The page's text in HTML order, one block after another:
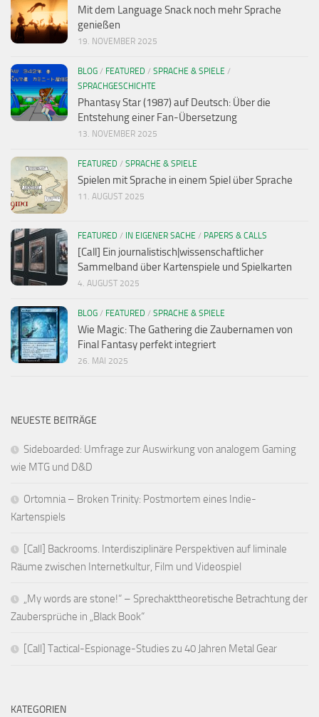
Mit dem Language Snack noch mehr Sprache
genießen
19. NOVEMBER 2025
BLOG / FEATURED / SPRACHE & SPIELE /
SPRACHGESCHICHTE
Phantasy Star (1987) auf Deutsch: Über die
Entstehung einer Fan-Übersetzung
13. NOVEMBER 2025
FEATURED / SPRACHE & SPIELE
Spielen mit Sprache in einem Spiel über Sprache
11. AUGUST 2025
FEATURED / IN EIGENER SACHE / PAPERS & CALLS
[Call] Ein journalistisch|wissenschaftlicher
Sammelband über Kartenspiele und Spielkarten
4. AUGUST 2025
BLOG / FEATURED / SPRACHE & SPIELE
Wie Magic: The Gathering die Zaubernamen von
Final Fantasy perfekt integriert
26. MAI 2025
NEUESTE BEITRÄGE
Sideboarded: Umfrage zur Auswirkung von analogem Gaming
wie MTG und D&D
Ortomnia – Broken Trinity: Postmortem eines Indie-
Kartenspiels
[Call] Backrooms. Interdisziplinäre Perspektiven auf liminale
Räume zwischen Internetkultur, Film und Videospiel
„My words are stone!“ – Sprechakttheoretische Betrachtung der
Zaubersprüche in „Black Book“
[Call] Tactical-Espionage-Studies zu 40 Jahren Metal Gear
KATEGORIEN